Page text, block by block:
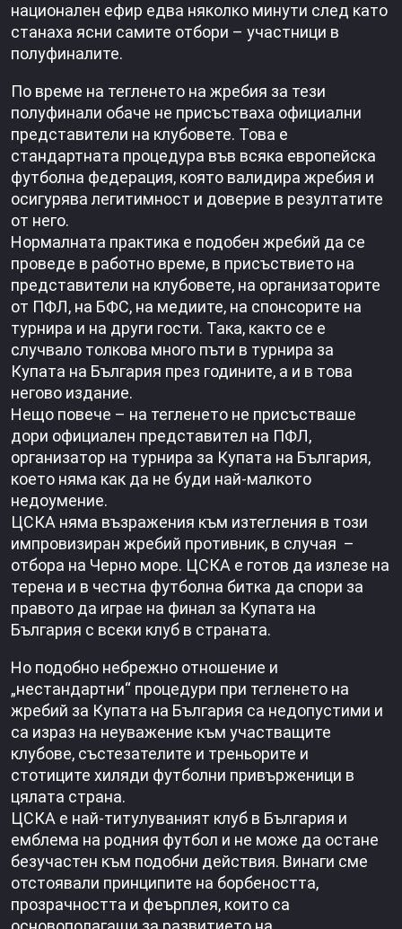
национален ефир едва няколко минути след като
станаха ясни самите отбори – участници в
полуфиналите.
По време на тегленето на жребия за тези
полуфинали обаче не присъстваха официални
представители на клубовете. Това е
стандартната процедура във всяка европейска
футболна федерация, която валидира жребия и
осигурява легитимност и доверие в резултатите
от него.
Нормалната практика е подобен жребий да се
проведе в работно време, в присъствието на
представители на клубовете, на организаторите
от ПФЛ, на БФС, на медиите, на спонсорите на
турнира и на други гости. Така, както се е
случвало толкова много пъти в турнира за
Купата на България през годините, а и в това
негово издание.
Нещо повече – на тегленето не присъстваше
дори официален представител на ПФЛ,
организатор на турнира за Купата на България,
което няма как да не буди най-малкото
недоумение.
ЦСКА няма възражения към изтегления в този
импровизиран жребий противник, в случая –
отбора на Черно море. ЦСКА е готов да излезе на
терена и в честна футболна битка да спори за
правото да играе на финал за Купата на
България с всеки клуб в страната.
Но подобно небрежно отношение и
„нестандартни“ процедури при тегленето на
жребий за Купата на България са недопустими и
са израз на неуважение към участващите
клубове, състезателите и треньорите и
стотиците хиляди футболни привърженици в
цялата страна.
ЦСКА е най-титулуваният клуб в България и
емблема на родния футбол и не може да остане
безучастен към подобни действия. Винаги сме
отстоявали принципите на борбеността,
прозрачността и феърплея, които са